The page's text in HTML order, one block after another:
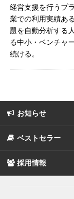
経営支援を行うプ
業での利用実績あ
題を自動分析する
る中小・ベンチャ
続ける。
お知らせ
ベストセラー
採用情報